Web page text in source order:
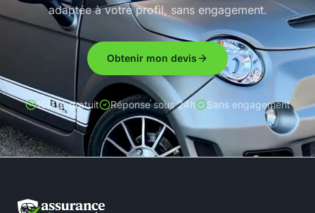
adaptée à votre profil, sans engagement.
Obtenir mon devis
100 % gratuit Réponse sous 24h Sans engagement